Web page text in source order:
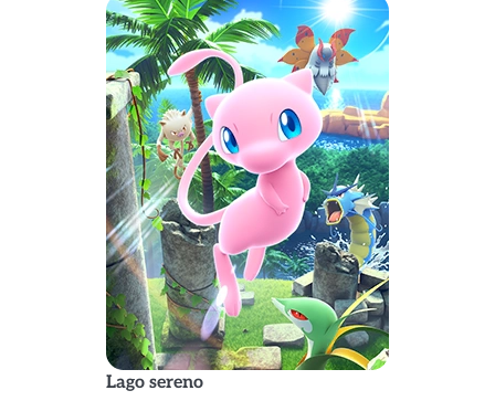
Lago sereno